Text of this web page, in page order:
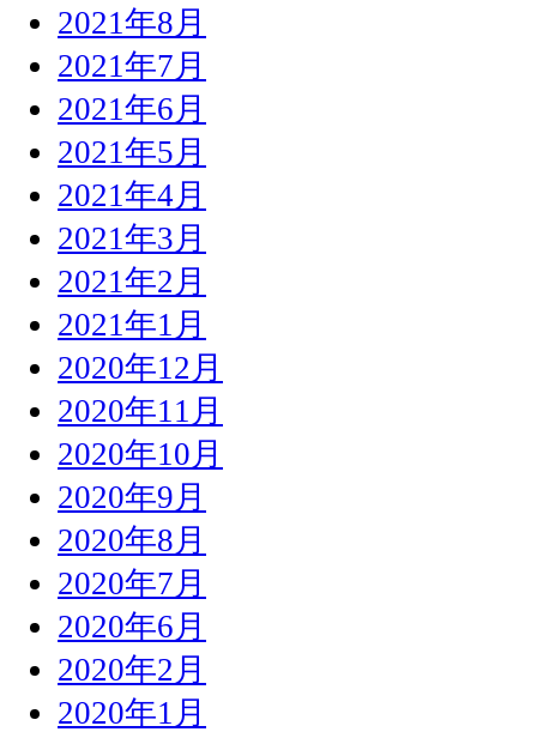
2021年8月
2021年7月
2021年6月
2021年5月
2021年4月
2021年3月
2021年2月
2021年1月
2020年12月
2020年11月
2020年10月
2020年9月
2020年8月
2020年7月
2020年6月
2020年2月
2020年1月